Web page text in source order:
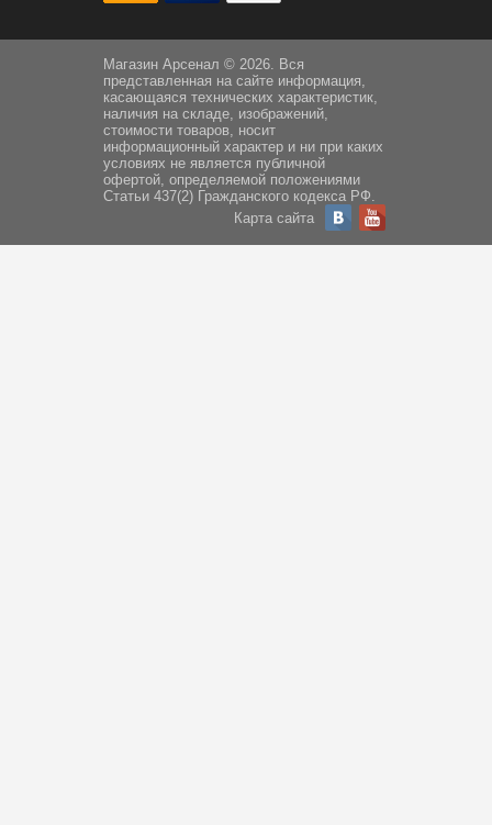
Магазин Арсенал © 2026. Вся
представленная на сайте информация,
касающаяся технических характеристик,
наличия на складе, изображений,
стоимости товаров, носит
информационный характер и ни при каких
условиях не является публичной
офертой, определяемой положениями
Статьи 437(2) Гражданского кодекса РФ.
Карта сайта